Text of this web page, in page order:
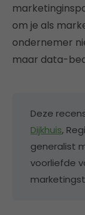
om je als
ondernemer
maar data-
Deze
Dijkhuis,
generalist
voorliefde